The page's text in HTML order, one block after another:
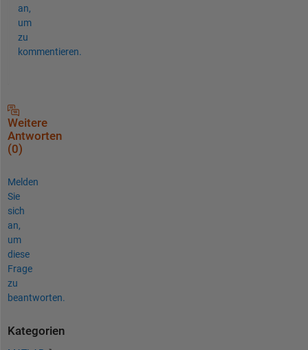
an,
um
zu
kommentieren.
Weitere
Antworten
(0)
Melden
Sie
sich
an,
um
diese
Frage
zu
beantworten.
Kategorien